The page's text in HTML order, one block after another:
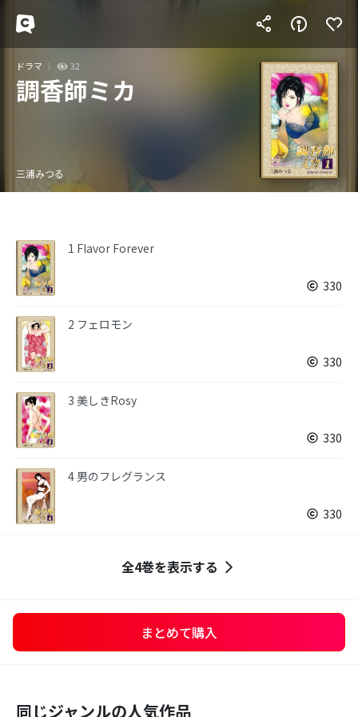
ドラマ 32
調香師ミカ
三浦みつる
1 Flavor Forever
330
2 フェロモン
330
3 美しきRosy
330
4 男のフレグランス
330
全4巻を表示する
まとめて購入
同じジャンルの人気作品